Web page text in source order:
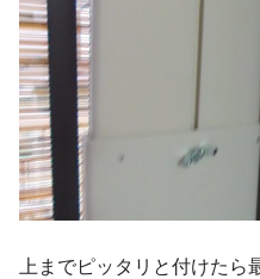
上までピッタリと付けた